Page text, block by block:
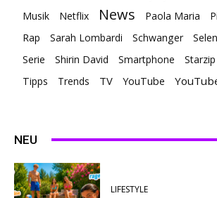
Musik
Netflix News Paola Maria
Rap
Sarah Lombardi Schwanger
Serie
Shirin David Smartphone
Tipps
Trends TV YouTube
NEU
LIFESTYLE